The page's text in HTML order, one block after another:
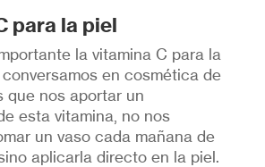
para la piel
la vitamina C para la
en cosmética de
que nos aportar un
esta vitamina, no nos
un vaso cada mañana de
aplicarla directo en la piel.